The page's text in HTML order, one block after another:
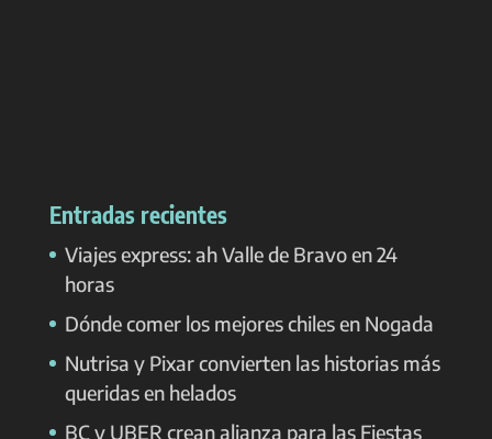
Entradas recientes
Viajes express: ah Valle de Bravo en 24
horas
Dónde comer los mejores chiles en Nogada
Nutrisa y Pixar convierten las historias más
queridas en helados
BC y UBER crean alianza para las Fiestas